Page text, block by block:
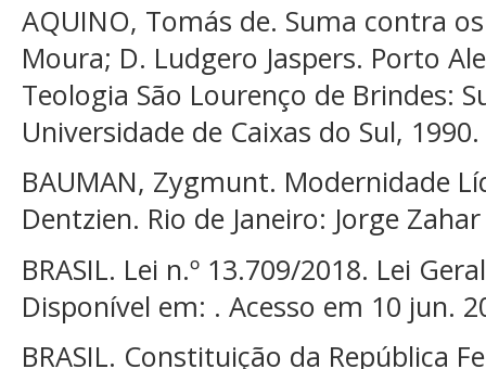
AQUINO, Tomás de. Suma contra
Moura; D. Ludgero Jaspers. Porto
Teologia São Lourenço de Brindes:
Universidade de Caixas do Sul, 1990.
BAUMAN, Zygmunt. Modernidade
Dentzien. Rio de Janeiro: Jorge
BRASIL. Lei n.º 13.709/2018. Lei
Disponível em: . Acesso em 10 jun.
BRASIL. Constituição da República